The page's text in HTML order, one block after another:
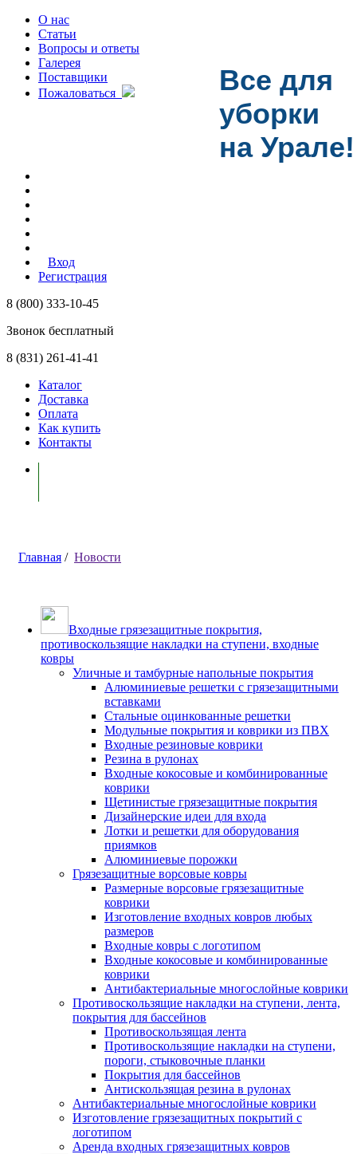
О нас
Статьи
Вопросы и ответы
Галерея
Поставщики
Пожаловаться
Вход
Регистрация
8 (800) 333-10-45
Звонок бесплатный
8 (831) 261-41-41
Каталог
Доставка
Оплата
Как купить
Контакты
Главная / Новости
Все для
уборки
на Урале!
Входные грязезащитные покрытия,
противоскользящие накладки на ступени, входные
ковры
Уличные и тамбурные напольные покрытия
Алюминиевые решетки с грязезащитными
вставками
Стальные оцинкованные решетки
Модульные покрытия и коврики из ПВХ
Входные резиновые коврики
Резина в рулонах
Входные кокосовые и комбинированные
коврики
Щетинистые грязезащитные покрытия
Дизайнерские идеи для входа
Лотки и решетки для оборудования
приямков
Алюминиевые порожки
Грязезащитные ворсовые ковры
Размерные ворсовые грязезащитные
коврики
Изготовление входных ковров любых
размеров
Входные ковры с логотипом
Входные кокосовые и комбинированные
коврики
Антибактериальные многослойные коврики
Противоскользящие накладки на ступени, лента,
покрытия для бассейнов
Противоскользящая лента
Противоскользящие накладки на ступени,
пороги, стыковочные планки
Покрытия для бассейнов
Антискользящая резина в рулонах
Антибактериальные многослойные коврики
Изготовление грязезащитных покрытий с
логотипом
Аренда входных грязезащитных ковров